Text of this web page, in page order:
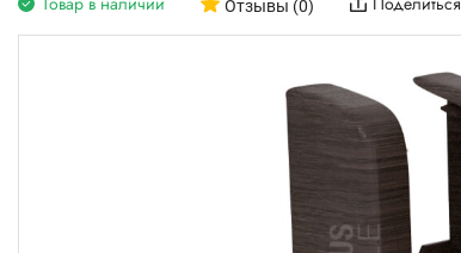
Пороги
Алюминиевые профили
Резиновые коврики
Отзывы (0)